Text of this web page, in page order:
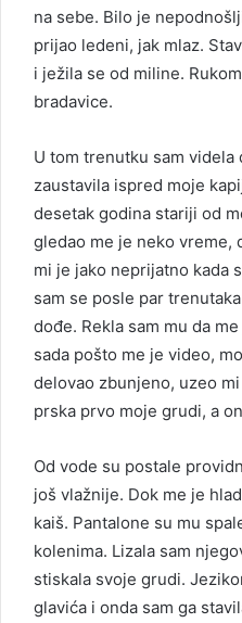
na sebe. Bilo je
prijao ledeni, jak mlaz.
i ježila se od miline.
bradavice.
U tom trenutku sam videla
zaustavila ispred moje
desetak godina stariji od
gledao me je neko vreme,
mi je jako neprijatno kada
sam se posle par
dođe. Rekla sam mu da
sada pošto me je video,
delovao zbunjeno, uzeo
prska prvo moje grudi, a
Od vode su postale
još vlažnije. Dok me je
kaiš. Pantalone su mu
kolenima. Lizala sam
stiskala svoje grudi.
glavića i onda sam ga